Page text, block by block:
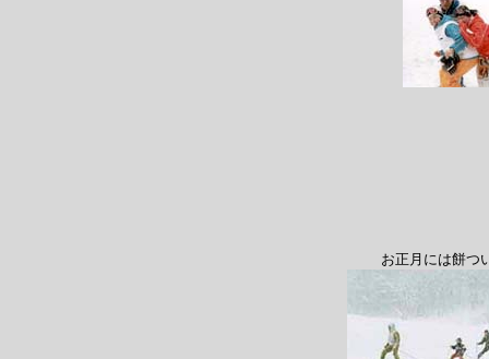
お正月には餅つ